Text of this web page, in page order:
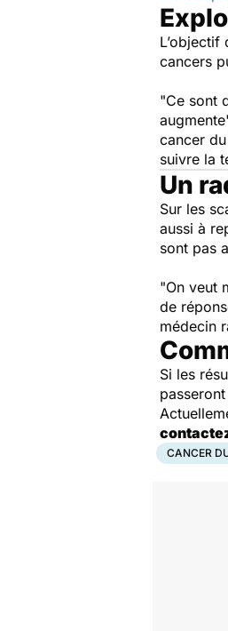
cancers
"Ce sont
cancer
suivre la
Un
Sur les
aussi à
sont pas
"On veut
de
médecin
Si les
CANCER